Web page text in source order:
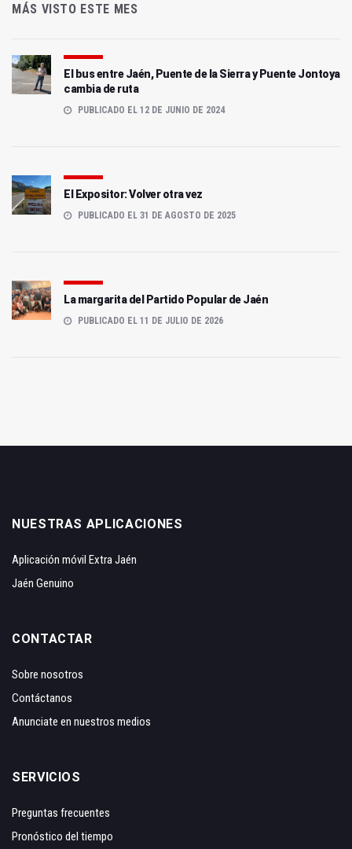
MÁS VISTO ESTE MES
El bus entre Jaén, Puente de la Sierra y Puente Jontoya
cambia de ruta
PUBLICADO EL 12 DE JUNIO DE 2024
El Expositor: Volver otra vez
PUBLICADO EL 31 DE AGOSTO DE 2025
La margarita del Partido Popular de Jaén
PUBLICADO EL 11 DE JULIO DE 2026
NUESTRAS APLICACIONES
Aplicación móvil Extra Jaén
Jaén Genuino
CONTACTAR
Sobre nosotros
Contáctanos
Anunciate en nuestros medios
SERVICIOS
Preguntas frecuentes
Pronóstico del tiempo